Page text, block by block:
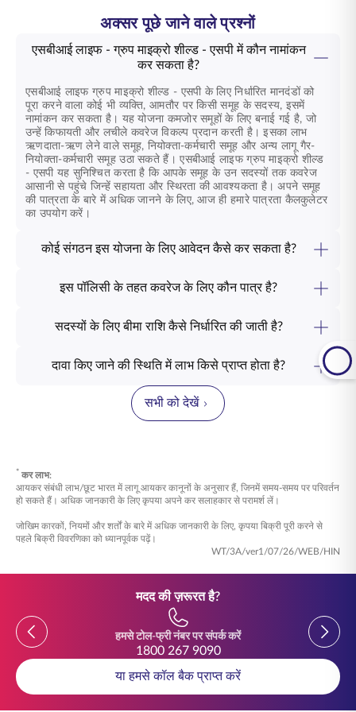
अक्सर पूछे जाने वाले प्रश्नों
एसबीआई लाइफ - ग्रुप माइक्रो शील्ड - एसपी में कौन नामांकन
कर सकता है?
एसबीआई लाइफ ग्रुप माइक्रो शील्ड - एसपीके लिए निर्धारित मानदंडों को
पूरा करने वाला कोई भी व्यक्ति, आमतौर पर किसी समूह के सदस्य, इसमें
नामांकन कर सकता है। यह योजना कमजोर समूहों के लिए बनाई गई है, जो
उन्हें किफायती और लचीले कवरेज विकल्प प्रदान करती है। इसका लाभ
ऋणदाता-ऋण लेने वाले समूह, नियोक्ता-कर्मचारी समूह और अन्य लागू गैर-
नियोक्ता-कर्मचारी समूह उठा सकते हैं। एसबीआई लाइफ ग्रुप माइक्रो शील्ड
- एसपी यह सुनिश्चित करता है कि आपके समूह के उन सदस्यों तक कवरेज
आसानी से पहुंचे जिन्हें सहायता और स्थिरता की आवश्यकता है। अपने समूह
की पात्रता के बारे में अधिक जानने के लिए, आज ही हमारे पात्रता कैलकुलेटर
का उपयोग करें।
कोई संगठन इस योजना के लिए आवेदन कैसे कर सकता है?
शुरू होता है। कोई भी संगठन सीधे हमसे संपर्क करके या किसी अधिकृत
वितरक या एजेंट के माध्यम से एसबीआई लाइफ -ग्रुप माइक्रो शील्ड - एसपी
उनकी पात्रता सहित, प्रदान करना होगा और योजना में नामांकन के लिए
प्रत्येक व्यक्ति के लिए स्वास्थ्य घोषणा पत्र जैसे आवश्यक दस्तावेज़ पूरे करने
संपर्क करें।
इस पॉलिसी के तहत कवरेज के लिए कौन पात्र है?
कवरेज मिल सकता है। एसबीआई लाइफ ग्रुप माइक्रो शील्ड - एसपी के
अंतर्गत कवरेज के लिए पात्रता में आम तौर पर पंजीकृत समूह के सदस्य
परिवार। यह पॉलिसी करीबी रक्त संबंधियों, जैसे पति-पत्नी, माता-पिता, बच्चे
या भाई-बहन, साथ ही व्यावसायिक भागीदारों तक भी विस्तारित हो सकती है।
सदस्यों के लिए बीमा राशि कैसे निर्धारित की जाती है?
करती हैं। एसबीआई लाइफग्रुप माइक्रो शील्ड - एसपी
के तहत प्रत्येक
सदस्य के लिए बीमा राशि आमतौर पर व्यक्ति की आवश्यकताओं, जरूरतों और
चुने गए कवरेज के प्रकार के आधार पर निर्धारित की जाती है। संगठन सभी
सदस्यों के लिए एक मानक बीमा राशि भी निर्धारित कर सकता है, या इसे विशिष्ट
मानदंडों के आधार पर अनुकूलित किया जा सकता है।
दावा किए जाने की स्थिति में लाभ किसे प्राप्त होता है?
में, लाभ आमतौर पर सदस्य द्वारा नामित व्यक्ति/व्यक्तियों को दिया जाता है।
यदि कोई नामित व्यक्ति निर्दिष्ट नहीं है, तो लाभ आमतौर पर पॉलिसी की शर्तों
के अनुसार कानूनी वारिसों या लाभार्थियों को दिया जाता है। यह प्रक्रिया
सभी को देखें
* कर लाभ:
आयकर संबंधी लाभ/छूट भारत में लागू आयकर कानूनों के अनुसार हैं, जिनमें समय-समय पर परिवर्तन
हो सकते हैं। अधिक जानकारी के लिए कृपया अपने कर सलाहकार से परामर्श लें।
जोखिम कारकों, नियमों और शर्तों के बारे में अधिक जानकारी के लिए, कृपया बिक्री पूरी करने से
पहले बिक्री विवरणिका को ध्यानपूर्वक पढ़ें।
WT/3A/ver1/07/26/WEB/HIN
मदद की ज़रूरत है?
Previous
हमसे टोल-फ्री नंबर पर संपर्क करें
1800 267 9090
Previous
या हमसे कॉल बैक प्राप्त करें